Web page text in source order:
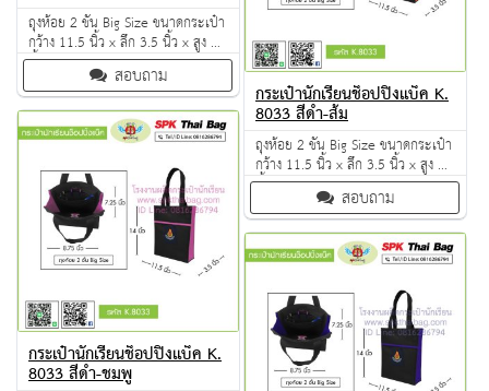
ถุงห้อย 2 ชั้น Big Size ขนาดกระเป๋า
กว้าง 11.5 นิ้ว x ลึก 3.5 นิ้ว x สูง 14
นิ้ว ผลิตจากวัตถุดิบเกรด A ฝีมือการ
เย็บดี ดูแลทุกขั้นตอน QC งาน 100%
จำนวนผลิตขั้นต่ำ 50 ใบ
สอบถาม
กระเป๋านักเรียนช็อปปิ้งแบ็ค K.
8033 สีดำ-ส้ม
ถุงห้อย 2 ชั้น Big Size ขนาดกระเป๋า
กว้าง 11.5 นิ้ว x ลึก 3.5 นิ้ว x สูง 14
นิ้ว ผลิตจากวัตถุดิบเกรด A ฝีมือการ
เย็บดี ดูแลทุกขั้นตอน QC งาน 100%
จำนวนผลิตขั้นต่ำ 50 ใบ
สอบถาม
กระเป๋านักเรียนช็อปปิ้งแบ็ค K.
8033 สีดำ-ชมพู